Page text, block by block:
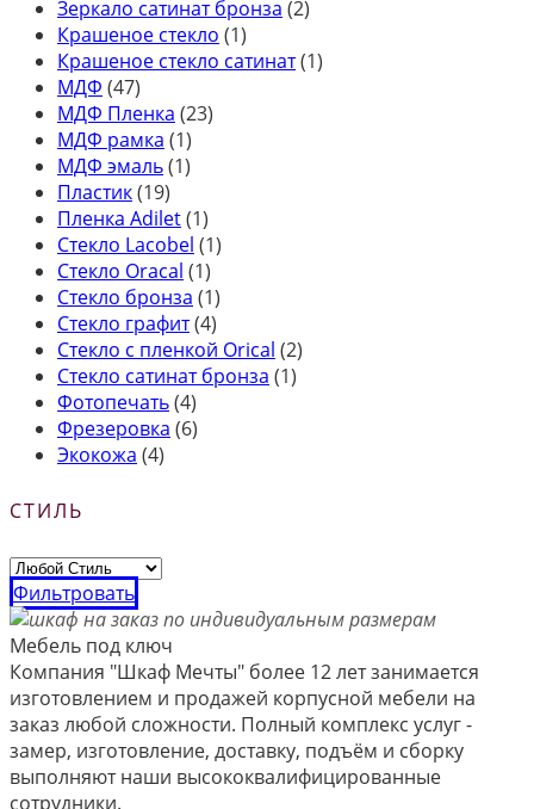
Зеркало сатинат бронза (2)
Крашеное стекло (1)
Крашеное стекло сатинат(1)
МДФ (47)
МДФ Пленка (23)
МДФ рамка (1)
МДФ эмаль(1)
Пластик(19)
Пленка Adilet(1)
Стекло Lacobel (1)
Стекло Oracal (1)
Стекло бронза (1)
Стекло графит(4)
Стекло с пленкой Orical (2)
Стекло сатинат бронза (1)
Фотопечать(4)
Фрезеровка (6)
Экокожа (4)
СТИЛЬ
Фильтровать
Мебель под ключ
Компания "Шкаф Мечты" более 12 лет занимается
изготовлением и продажей корпусной мебели на
заказ любой сложности. Полный комплекс услуг -
замер, изготовление, доставку, подъём и сборку
выполняют наши высококвалифицированные
сотрудники.